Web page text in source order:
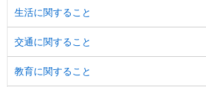
生活に関すること
交通に関すること
教育に関すること